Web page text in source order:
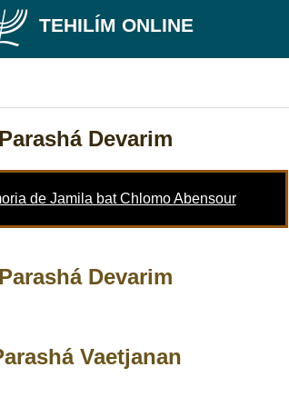
TEHILÍM ONLINE
Parashá Devarim
de Jamila bat Chlomo Abensour
Parashá Devarim
Vaetjanan